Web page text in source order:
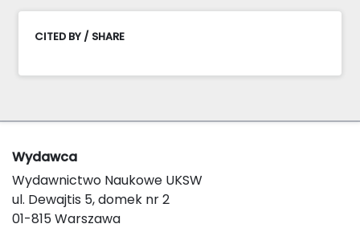
CITED BY / SHARE
Wydawca
Wydawnictwo Naukowe UKSW
ul. Dewajtis 5, domek nr 2
01-815 Warszawa